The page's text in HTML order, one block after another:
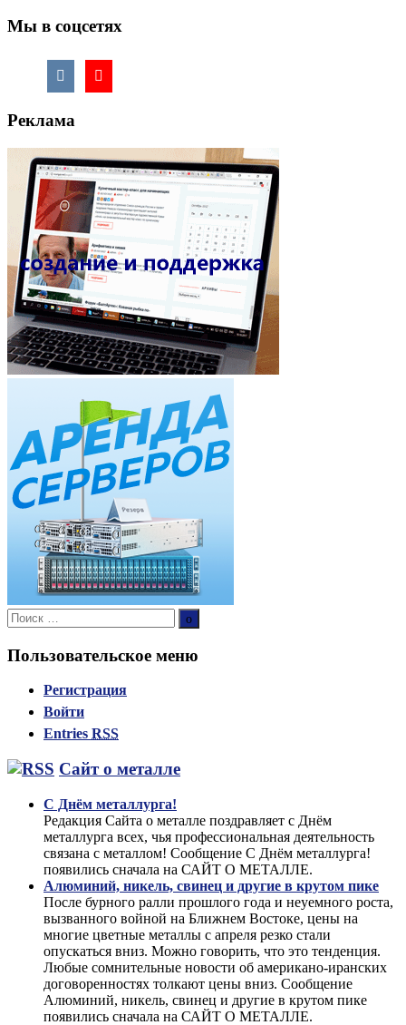
Мы в соцсетях
Реклама
Поиск:
Поиск
Пользовательское меню
Регистрация
Войти
Entries RSS
Сайт о металле
С Днём металлурга!
Редакция Сайта о металле поздравляет с Днём
металлурга всех, чья профессиональная деятельность
связана с металлом! Сообщение С Днём металлурга!
появились сначала на САЙТ О МЕТАЛЛЕ.
Алюминий, никель, свинец и другие в крутом пике
После бурного ралли прошлого года и неуемного роста,
вызванного войной на Ближнем Востоке, цены на
многие цветные металлы с апреля резко стали
опускаться вниз. Можно говорить, что это тенденция.
Любые сомнительные новости об американо-иранских
договоренностях толкают цены вниз. Сообщение
Алюминий, никель, свинец и другие в крутом пике
появились сначала на САЙТ О МЕТАЛЛЕ.